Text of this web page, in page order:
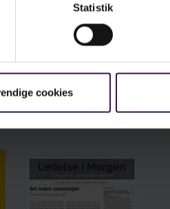
Statistik
cookies
inspirere til at
i folkeskolen
på
hvor hun
didaktik, Skole-
Se læseprøven i fuld skærm